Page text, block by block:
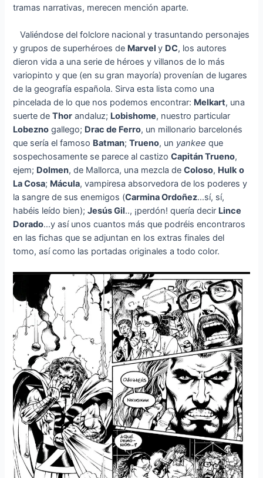
tramas narrativas, merecen mención aparte.
Valiéndose del folclore nacional y trasuntando personajes
y grupos de superhéroes de Marvely DC, los autores
dieron vida a una serie de héroes y villanos de lo más
variopinto y que (en su gran mayoría) provenían de lugares
de la geografía española. Sirva esta lista como una
pincelada de lo que nos podemos encontrar: Melkart, una
suerte deThor andaluz; Lobishome, nuestro particular
Lobezno gallego; Drac de Ferro, un millonario barcelonés
que sería el famoso Batman;Trueno, un yankee que
sospechosamente se parece al castizoCapitán Trueno,
ejem; Dolmen, de Mallorca, una mezcla deColoso, Hulk o
La Cosa; Mácula, vampiresa absorvedora de los poderes y
la sangre de sus enemigos (Carmina Ordoñez…sí, sí,
habéis leído bien);Jesús Gil.., ¡perdón! quería decir Lince
Dorado…y así unos cuantos más que podréis encontraros
en las fichas que se adjuntan en los extras finales del
tomo, así como las portadas originales a todo color.